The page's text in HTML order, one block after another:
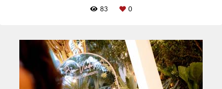
83 0